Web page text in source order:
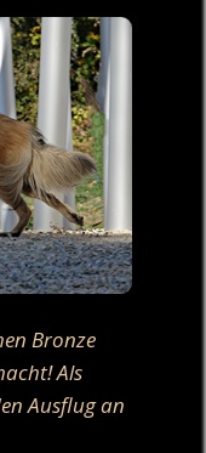
Bronze
Als
Ausflug an